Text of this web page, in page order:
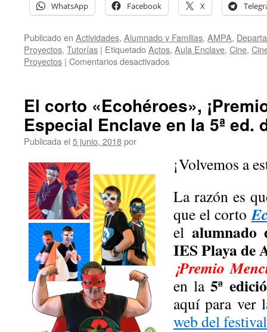
WhatsApp Facebook X
Publicado en Actividades, Alumnado y Familias, AMPA,
Proyectos, Tutorías | EtiquetadoActos, Aula Enclave, Cine,
Proyectos | Comentarios desactivadosen
Aula
Enclave
presenta
la
de
Cinedfest
de
Las
Palmas
G.C.
asiste
Acto
de
El corto «Ecohéroes»,
Especial Enclave en la 5ª ed.
Publicada el 5 junio, 2018por
¡Volvemos a
La razón es
que el corto
el alumnado
IES Playa de
¡Premio
en la5ª
aquí para ver
web del festival